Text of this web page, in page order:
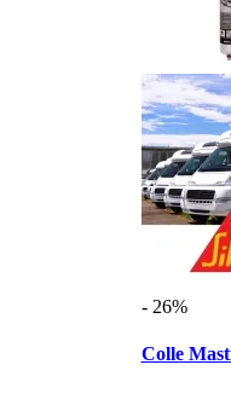
- 26%
Colle